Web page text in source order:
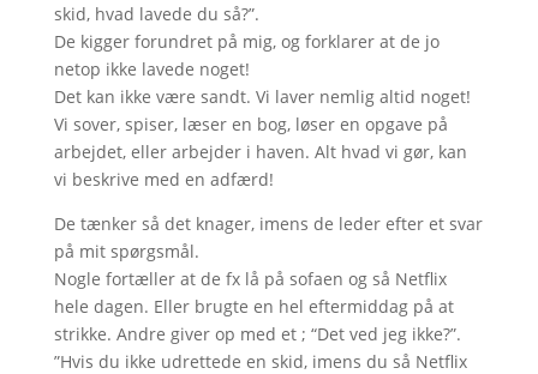
skid, hvad lavede du så?”.
De kigger forundret på mig, og forklarer at de jo
netop ikke lavede noget!
Det kan ikke være sandt. Vi laver nemlig altid noget!
Vi sover, spiser, læser en bog, løser en opgave på
arbejdet, eller arbejder i haven. Alt hvad vi gør, kan
vi beskrive med en adfærd!
De tænker så det knager, imens de leder efter et svar
på mit spørgsmål.
Nogle fortæller at de fx lå på sofaen og så Netflix
hele dagen. Eller brugte en hel eftermiddag på at
strikke. Andre giver op med et ; “Det ved jeg ikke?”.
”Hvis du ikke udrettede en skid, imens du så Netflix